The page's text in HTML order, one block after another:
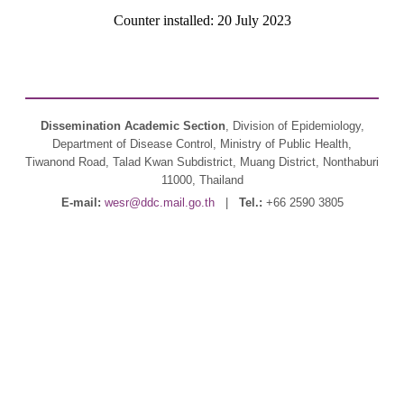
Counter installed: 20 July 2023
Dissemination Academic Section, Division of Epidemiology,
Department of Disease Control, Ministry of Public Health,
Tiwanond Road, Talad Kwan Subdistrict, Muang District, Nonthaburi
11000, Thailand
E-mail: wesr@ddc.mail.go.th| Tel.: +66 2590 3805